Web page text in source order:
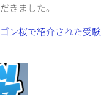
きました。
ン桜で紹介された受験